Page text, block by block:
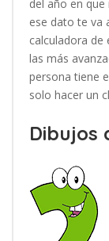
del año en
ese dato te va
calculadora de
las más
persona tiene
solo hacer un
Dibujos